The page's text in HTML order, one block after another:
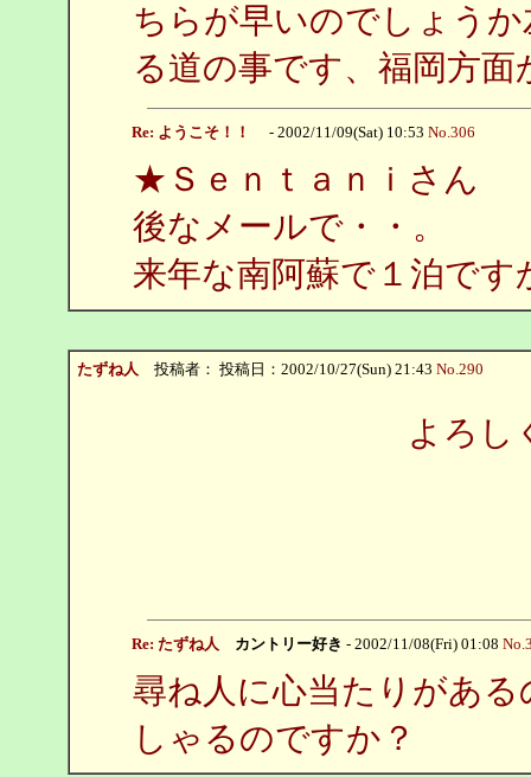
ちらが早いのでしょう
る道の事です、福岡方
Re: ようこそ！！ - 2002/11/09(Sat) 10:53 No.306
★Ｓｅｎｔａｎｉさん
後なメールで・・。
来年な南阿蘇で１泊で
たずね人 投稿者： 投稿日：2002/10/27(Sun) 21:43 No.290
よろし
Re: たずね人 カントリー好き - 2002/11/08(Fri) 01:08
尋ね人に心当たりがあ
しゃるのですか？